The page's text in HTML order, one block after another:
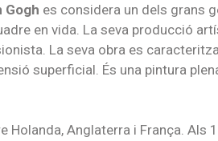
Gogh es considera un dels grans
en vida. La seva producció
La seva obra es
superficial. És una pintura
Holanda, Anglaterra i França. Als